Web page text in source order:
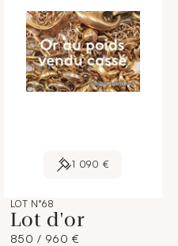
1 090 €
LOT N°68
Lot d'or
850 / 960 €